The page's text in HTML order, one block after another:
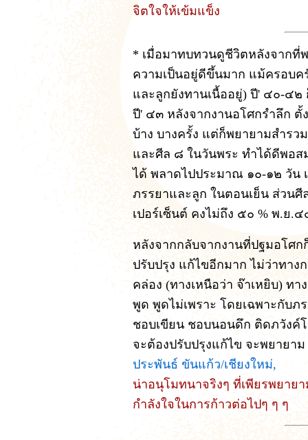
จิตใจให้เข้มแข็ง
* เมื่อมาทบทวนดูชีวิตหลังจากที่
ความเป็นอยู่ดีขึ้นมาก แม้ครอบค
และลูกยังทานเนื้ออยู่) ปี' ๔๐-๔๒
ปี' ๔๓ หลังจากงานอโศกรำลึก
บ้าง บางครั้ง แต่ก็พยายามสำรว
และศีล ๘ ในวันพระ ทำได้ดีพอส
ได้ พลาดไปประมาณ ๑๐-๑๒ วัน
ภรรยาและลูก ในตอนเย็น ส่วน
เปอร์เซ็นต์ คงไม่ถึง ๕๐ % พ.ย.
หลังจากกลับจากงานที่ปฐมอโศก
ปรับปรุง แก้ไขอีกมาก ไม่ว่าทาง
คล่อง (ทางเหนือว่า จ๊าเหยิบ) ท
พูด พูดไม่เพราะ โดยเฉพาะกับ
ชอบเขียน ชอบนอนดึก ติดภวังค์
จะต้องปรับปรุงแก้ไข จะพยายา
ประพันธ์ ขันแก้ว/เชียงใหม่,
น่าอนุโมทนาจริงๆ ที่เพียรพยาย
กำลังใจในการก้าวต่อไปๆ ๆ ๆ